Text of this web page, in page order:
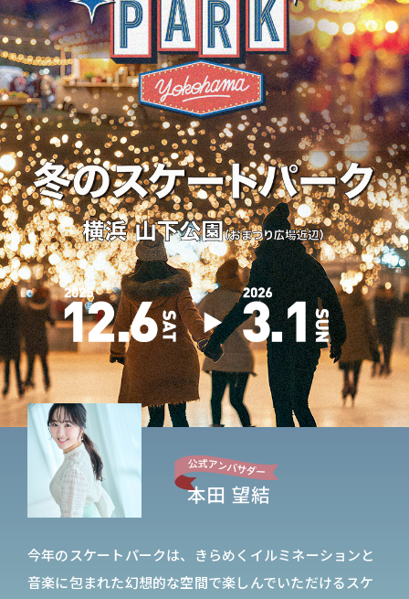
今年のスケートパークは、きらめくイルミネーションと
音楽に包まれた幻想的な空間で楽しんでいただけるスケ